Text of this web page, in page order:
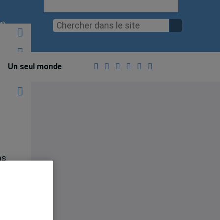
Un seul monde